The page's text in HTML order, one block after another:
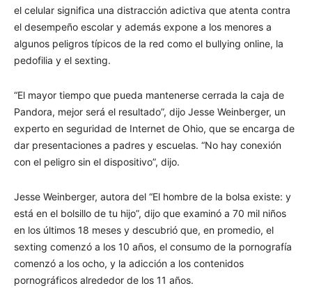
el celular significa una distracción adictiva que atenta contra
el desempeño escolar y además expone a los menores a
algunos peligros típicos de la red como el bullying online, la
pedofilia y el sexting.
“El mayor tiempo que pueda mantenerse cerrada la caja de
Pandora, mejor será el resultado”, dijo Jesse Weinberger, un
experto en seguridad de Internet de Ohio, que se encarga de
dar presentaciones a padres y escuelas. “No hay conexión
con el peligro sin el dispositivo”, dijo.
Jesse Weinberger, autora del “El hombre de la bolsa existe: y
está en el bolsillo de tu hijo”, dijo que examinó a 70 mil niños
en los últimos 18 meses y descubrió que, en promedio, el
sexting comenzó a los 10 años, el consumo de la pornografía
comenzó a los ocho, y la adicción a los contenidos
pornográficos alrededor de los 11 años.